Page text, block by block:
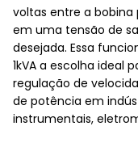
voltas entre a bobina
em uma tensão de
desejada. Essa
1kVA a escolha ideal
regulação de
de potência em
instrumentais,